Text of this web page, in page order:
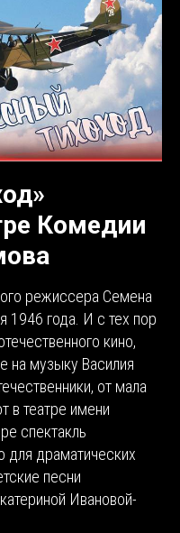
Комедии
режиссера Семена
1946 года. И с тех пор
кино,
на музыку Василия
от мала
в театре имени
спектакль
для драматических
песни
Ивановой-